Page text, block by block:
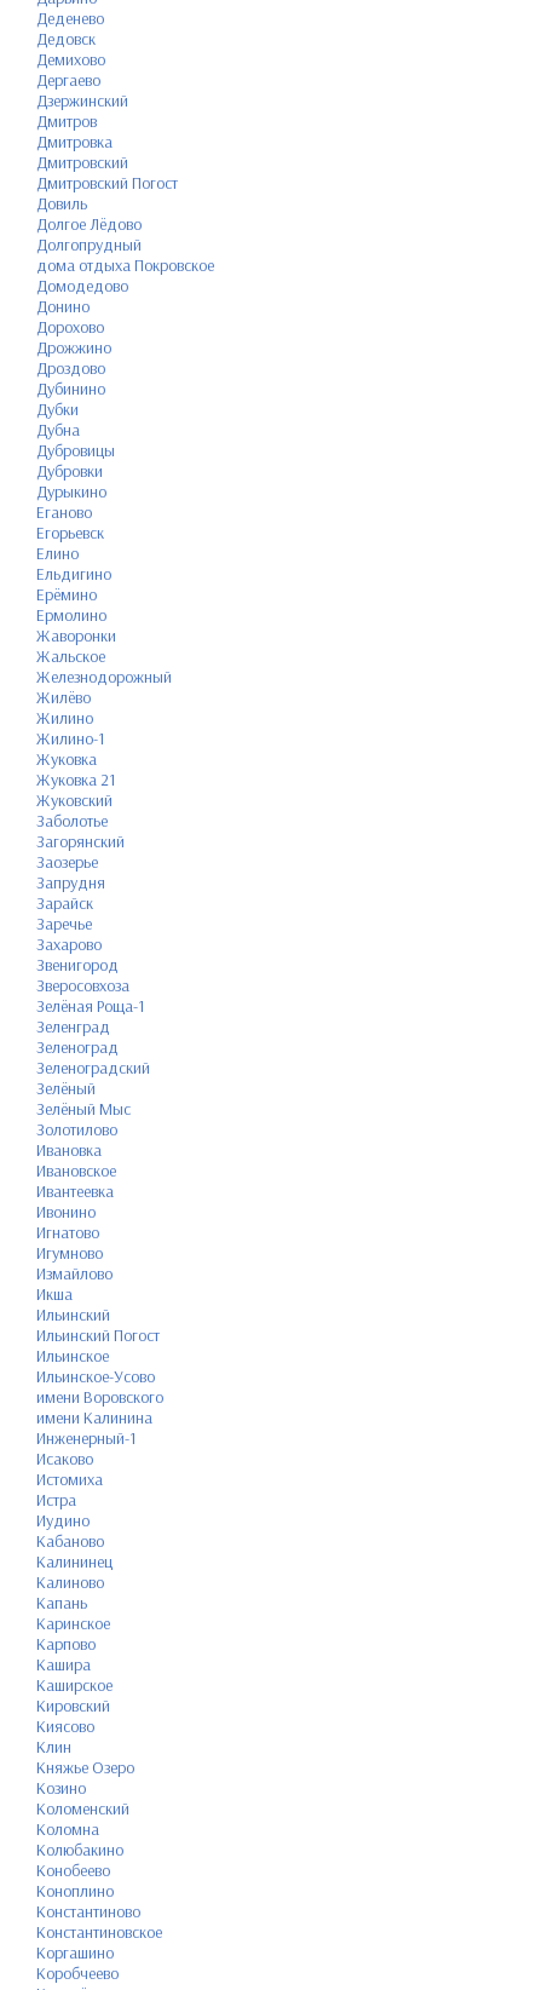
Деденево
Дедовск
Демихово
Дергаево
Дзержинский
Дмитров
Дмитровка
Дмитровский
Дмитровский Погост
Довиль
Долгое Лёдово
Долгопрудный
дома отдыха Покровское
Домодедово
Донино
Дорохово
Дрожжино
Дроздово
Дубинино
Дубки
Дубна
Дубровицы
Дубровки
Дурыкино
Еганово
Егорьевск
Елино
Ельдигино
Ерёмино
Ермолино
Жаворонки
Жальское
Железнодорожный
Жилёво
Жилино
Жилино-1
Жуковка
Жуковка 21
Жуковский
Заболотье
Загорянский
Заозерье
Запрудня
Зарайск
Заречье
Захарово
Звенигород
Зверосовхоза
Зелёная Роща-1
Зеленград
Зеленоград
Зеленоградский
Зелёный
Зелёный Мыс
Золотилово
Ивановка
Ивановское
Ивантеевка
Ивонино
Игнатово
Игумново
Измайлово
Икша
Ильинский
Ильинский Погост
Ильинское
Ильинское-Усово
имени Воровского
имени Калинина
Инженерный-1
Исаково
Истомиха
Истра
Иудино
Кабаново
Калининец
Калиново
Капань
Каринское
Карпово
Кашира
Каширское
Кировский
Киясово
Клин
Княжье Озеро
Козино
Коломенский
Коломна
Колюбакино
Конобеево
Коноплино
Константиново
Константиновское
Коргашино
Коробчеево